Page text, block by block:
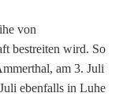
von
bestreiten wird. So
am 3. Juli
ebenfalls in Luhe